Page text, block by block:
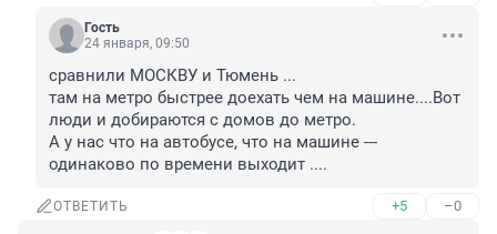
Гость
24 января, 09:50
сравнили МОСКВУ и Тюмень ...
там на метро быстрее доехать чем на машине....Вот
люди и добираются с домов до метро.
А у нас что на автобусе, что на машине ---
одинаково по времени выходит ....
ОТВЕТИТЬ +5 –0